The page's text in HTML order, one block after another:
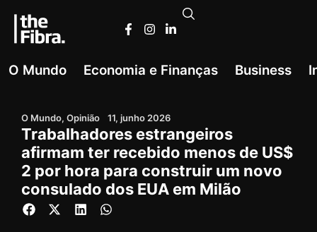
O Mundo Economia e Finanças Business
O Mundo, Opinião 11, junho 2026
Trabalhadores estrangeiros
afirmam ter recebido menos de US$
2 por hora para construir um novo
consulado dos EUA em Milão